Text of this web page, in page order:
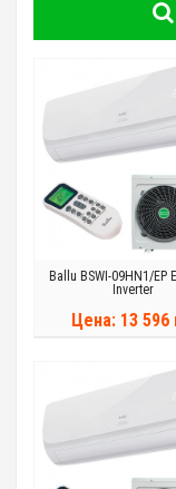
Ballu BSWI-09HN1/EP
Inverter
Цена: 13 596